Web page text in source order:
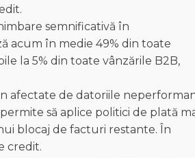
semnificativă în
acum în medie 49% din toate
la 5% din toate vânzările B2B,
afectate de datoriile
să aplice politici de plată
blocaj de facturi restante. În
credit.